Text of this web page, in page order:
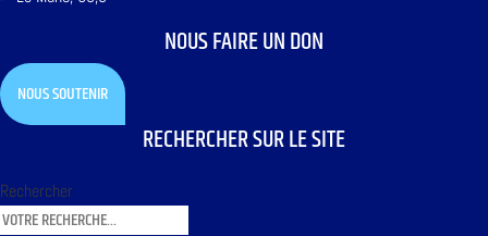
NOUS FAIRE UN DON
NOUS SOUTENIR
RECHERCHER SUR LE SITE
Rechercher